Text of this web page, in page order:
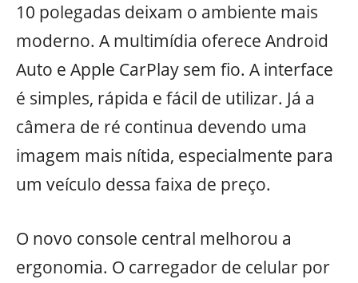
10 polegadas deixam o ambiente mais
moderno. A multimídia oferece Android
Auto e Apple CarPlay sem fio. A interface
é simples, rápida e fácil de utilizar. Já a
câmera de ré continua devendo uma
imagem mais nítida, especialmente para
um veículo dessa faixa de preço.
O novo console central melhorou a
ergonomia. O carregador de celular por